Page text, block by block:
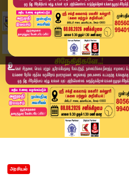
அரசியல்